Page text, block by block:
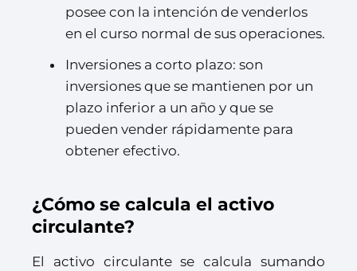
posee con la intención de venderlos
en el curso normal de sus operaciones.
Inversiones a corto plazo: son
inversiones que se mantienen por un
plazo inferior a un año y que se
pueden vender rápidamente para
obtener efectivo.
¿Cómo se calcula el activo
circulante?
El activo circulante se calcula sumando